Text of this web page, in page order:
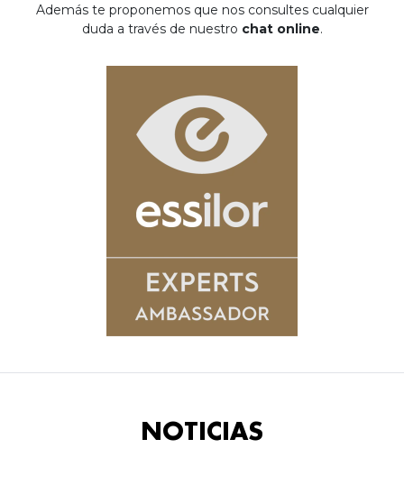
Además te proponemos que nos consultes cualquier
duda a través de nuestro chat online.
NOTICIAS